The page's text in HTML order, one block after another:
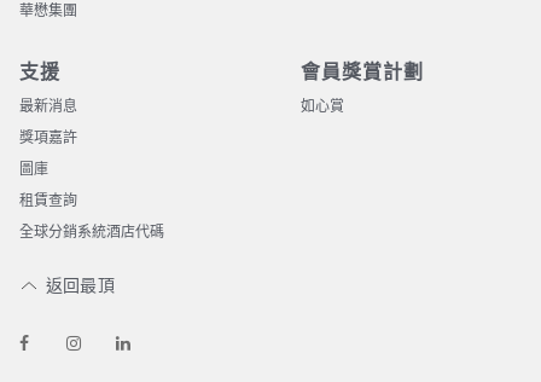
華懋集團
支援
最新消息
獎項嘉許
圖庫
租賃查詢
全球分銷系統酒店代碼
會員獎賞計劃
如心賞
返回最頂